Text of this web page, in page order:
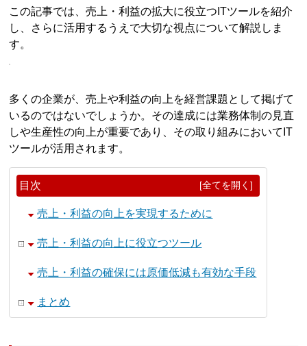
この記事では、売上・利益の拡大に役立つITツールを紹介
し、さらに活用するうえで大切な視点について解説しま
す。
多くの企業が、売上や利益の向上を経営課題として掲げて
いるのではないでしょうか。その達成には業務体制の見直
しや生産性の向上が重要であり、その取り組みにおいてIT
ツールが活用されます。
目次 [全てを開く]
売上・利益の向上を実現するために
売上・利益の向上に役立つツール
売上・利益の確保には原価低減も有効な手段
まとめ